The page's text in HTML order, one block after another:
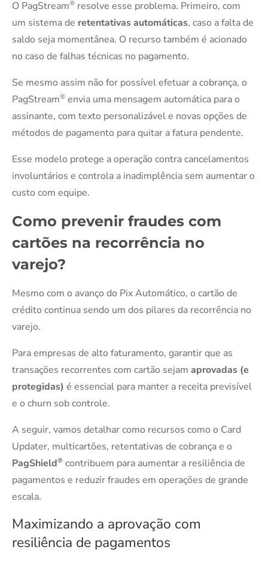
O PagStream® resolve esse problema. Primeiro, com
um sistema de retentativas automáticas, caso a falta de
saldo seja momentânea. O recurso também é acionado
no caso de falhas técnicas no pagamento.
Se mesmo assim não for possível efetuar a cobrança, o
PagStream® envia uma mensagem automática para o
assinante, com texto personalizável e novas opções de
métodos de pagamento para quitar a fatura pendente.
Esse modelo protege a operação contra cancelamentos
involuntários e controla a inadimplência sem aumentar o
custo com equipe.
Como prevenir fraudes com
cartões na recorrência no
varejo?
Mesmo com o avanço do Pix Automático, o cartão de
crédito continua sendo um dos pilares da recorrência no
varejo.
Para empresas de alto faturamento, garantir que as
transações recorrentes com cartão sejam aprovadas (e
protegidas) é essencial para manter a receita previsível
e o churn sob controle.
A seguir, vamos detalhar como recursos como o Card
Updater, multicartões, retentativas de cobrança e o
PagShield® contribuem para aumentar a resiliência de
pagamentos e reduzir fraudes em operações de grande
escala.
Maximizando a aprovação com
resiliência de pagamentos